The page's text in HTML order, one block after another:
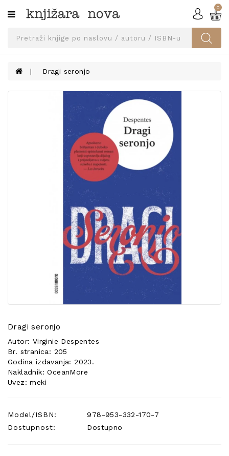
Kategorije
SVEUČILIŠNA
UDŽBENICI
KNJIGE
0
Dragi seronjo
Dragi seronjo
Autor: Virginie Despentes
Br. stranica: 205
Godina izdavanja: 2023.
Nakladnik: OceanMore
Uvez: meki
Model/ISBN:
978-953-332-170-7
Dostupnost:
Dostupno